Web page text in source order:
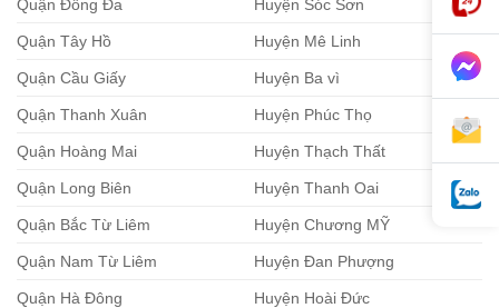
Quận Đống Đa Huyện Sóc Sơn
Quận Tây Hồ Huyện Mê Linh
Quận Cầu Giấy Huyện Ba vì
Quận Thanh Xuân Huyện Phúc Thọ
Quận Hoàng Mai Huyện Thạch Thất
Quận Long Biên Huyện Thanh Oai
Quận Bắc Từ Liêm Huyện Chương MỸ
Quận Nam Từ Liêm Huyện Đan Phượng
Quận Hà Đông Huyện Hoài Đức